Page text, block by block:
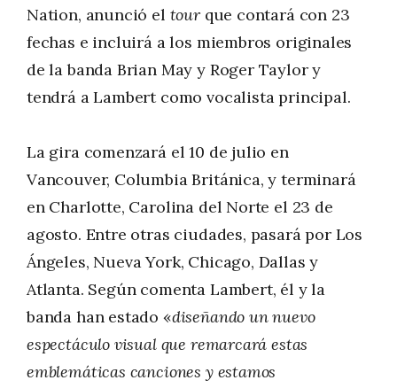
Nation, anunció el tourque contará con 23
fechas e incluirá a los miembros originales
de la banda Brian May y Roger Taylor y
tendrá a Lambert como vocalista principal.
La gira comenzará el 10 de julio en
Vancouver, Columbia Británica, y terminará
en Charlotte, Carolina del Norte el 23 de
agosto. Entre otras ciudades, pasará por Los
Ángeles, Nueva York, Chicago, Dallas y
Atlanta. Según comenta Lambert, él y la
banda han estado «diseñando un nuevo
espectáculo visual que remarcará estas
emblemáticas canciones y estamos